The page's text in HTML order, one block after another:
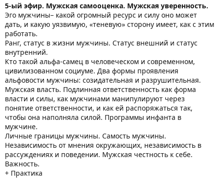
5-ый эфир. Мужская самооценка. Мужская уверенность.
Эго мужчины– какой огромный ресурс и силу оно может
дать, и какую уязвимую, «теневую» сторону имеет, как с этим
работать.
Ранг, статус в жизни мужчины. Статус внешний и статус
внутренний.
Кто такой альфа-самец в человеческом и современном,
цивилизованном социуме. Два формы проявления
альфовости мужчины: созидательная и разрушительная.
Мужская власть. Подлинная ответственность как форма
власти и силы, как мужчинами манипулируют через
понятие ответственности, и как ей распоряжаться так,
чтобы она наполняла силой. Программы инфанта в
мужчине.
Личные границы мужчины. Самость мужчины.
Независимость от мнения окружающих, независимость в
рассуждениях и поведении. Мужская честность к себе.
Важность.
+ Практика